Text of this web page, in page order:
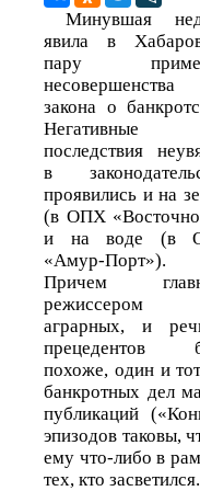
Минувшая
явила в
пару
несовершенства
закона о
Негативные
последствия
в
проявились и на
(в ОПХ
и на воде (в
«Амур-Порт»).
Причем
аграрных, и
прецедентов
похоже, один и
банкротных дел
публикаций
эпизодов таковы,
ему что-либо в
тех, кто засветился.